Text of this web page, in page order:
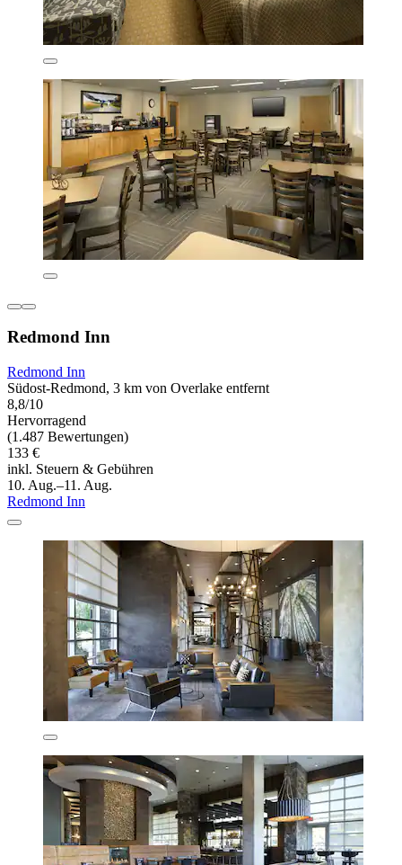
Redmond Inn
Redmond Inn
Südost-Redmond, 3 km von Overlake entfernt
8,8/10
Hervorragend
(1.487 Bewertungen)
133 €
inkl. Steuern & Gebühren
10. Aug.–11. Aug.
Redmond Inn